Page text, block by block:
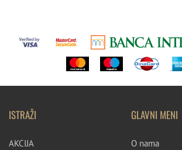
ISTRAŽI
AKCIJA
GLAVNI MENI
O nama